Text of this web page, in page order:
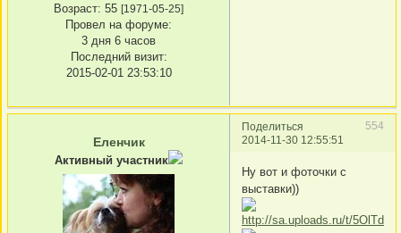
Возраст: 55 [1971-05-25]
Провел на форуме:
3 дня 6 часов
Последний визит:
2015-02-01 23:53:10
Поделиться
554
2014-11-30 12:55:51
Еленчик
Активный участник
Ну вот и фоточки с
выставки))